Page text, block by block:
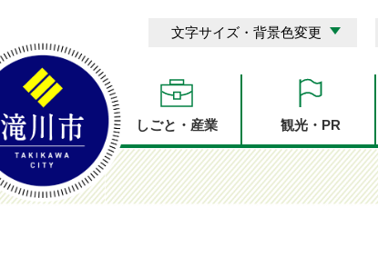
文字サイズ・背景色変更
しごと・産業 観光・PR